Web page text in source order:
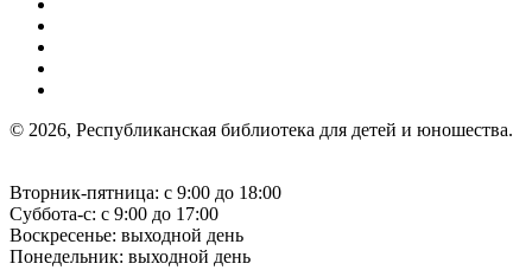
© 2026, Республиканская библиотека для детей и юношества.
Вторник-пятница: с 9:00 до 18:00
Суббота-с: с 9:00 до 17:00
Воскресенье: выходной день
Понедельник: выходной день